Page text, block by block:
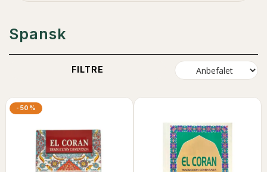
Spansk
FILTRE
-50%